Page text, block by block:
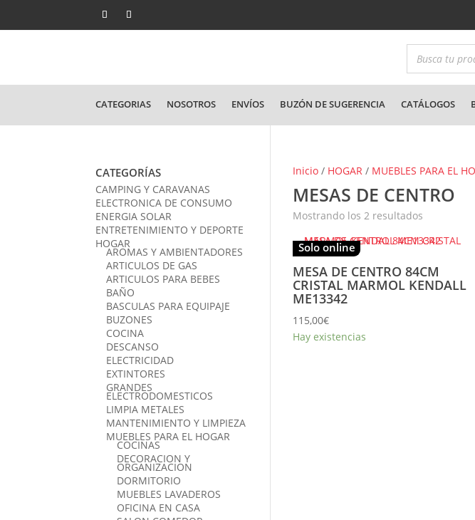
CATEGORIAS NOSOTROS ENVÍOS BUZÓN DE SUGERENCIA CATÁLOGOS
Inicio / HOGAR / MUEBLES PARA EL
MESAS DE CENTRO
Mostrando los 2 resultados
últimos
Solo online
MESA DE CENTRO 84CM
CRISTAL MARMOL KENDALL
ME13342
115,00€
Hay existencias
CATEGORÍAS
CAMPING Y CARAVANAS
ELECTRONICA DE CONSUMO
ENERGIA SOLAR
ENTRETENIMIENTO Y DEPORTE
HOGAR
AROMAS Y AMBIENTADORES
ARTICULOS DE GAS
ARTICULOS PARA BEBES
BAÑO
BASCULAS PARA EQUIPAJE
BUZONES
COCINA
DESCANSO
ELECTRICIDAD
EXTINTORES
GRANDES
ELECTRODOMESTICOS
LIMPIA METALES
MANTENIMIENTO Y LIMPIEZA
MUEBLES PARA EL HOGAR
COCINAS
DECORACION Y
ORGANIZACION
DORMITORIO
MUEBLES LAVADEROS
OFICINA EN CASA